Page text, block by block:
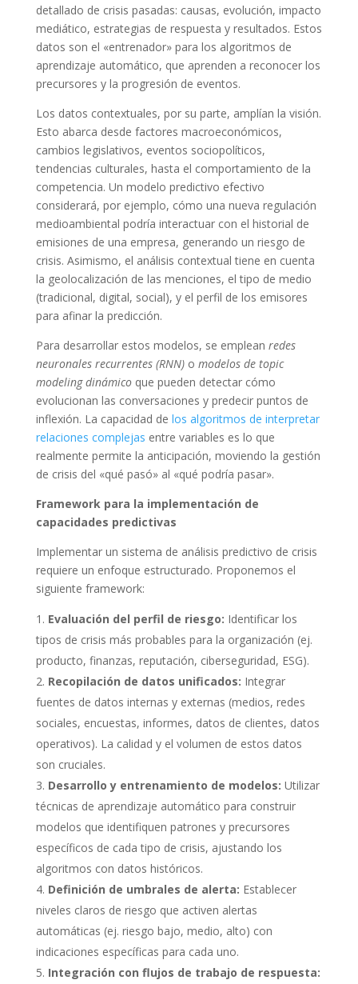
detallado de crisis pasadas: causas, evolución, impacto
mediático, estrategias de respuesta y resultados. Estos
datos son el «entrenador» para los algoritmos de
aprendizaje automático, que aprenden a reconocer los
precursores y la progresión de eventos.
Los datos contextuales, por su parte, amplían la visión.
Esto abarca desde factores macroeconómicos,
cambios legislativos, eventos sociopolíticos,
tendencias culturales, hasta el comportamiento de la
competencia. Un modelo predictivo efectivo
considerará, por ejemplo, cómo una nueva regulación
medioambiental podría interactuar con el historial de
emisiones de una empresa, generando un riesgo de
crisis. Asimismo, el análisis contextual tiene en cuenta
la geolocalización de las menciones, el tipo de medio
(tradicional, digital, social), y el perfil de los emisores
para afinar la predicción.
Para desarrollar estos modelos, se emplean redes
neuronales recurrentes (RNN)o modelos de topic
modeling dinámicoque pueden detectar cómo
evolucionan las conversaciones y predecir puntos de
inflexión. La capacidad de los algoritmos de interpretar
relaciones complejas entre variables es lo que
realmente permite la anticipación, moviendo la gestión
de crisis del «qué pasó» al «qué podría pasar».
Framework para la implementación de
capacidades predictivas
Implementar un sistema de análisis predictivo de crisis
requiere un enfoque estructurado. Proponemos el
siguiente framework:
Evaluación del perfil de riesgo: Identificar los
tipos de crisis más probables para la organización (ej.
producto, finanzas, reputación, ciberseguridad, ESG).
Recopilación de datos unificados: Integrar
fuentes de datos internas y externas (medios, redes
sociales, encuestas, informes, datos de clientes, datos
operativos). La calidad y el volumen de estos datos
son cruciales.
Desarrollo y entrenamiento de modelos: Utilizar
técnicas de aprendizaje automático para construir
modelos que identifiquen patrones y precursores
específicos de cada tipo de crisis, ajustando los
algoritmos con datos históricos.
Definición de umbrales de alerta: Establecer
niveles claros de riesgo que activen alertas
automáticas (ej. riesgo bajo, medio, alto) con
indicaciones específicas para cada uno.
Integración con flujos de trabajo de respuesta: